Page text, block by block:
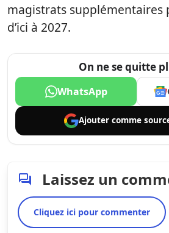
magistrats supplémentaires
d’ici à 2027.
On ne se quitte
WhatsApp
Ajouter comme
Laissez un
Cliquez ici pour commenter